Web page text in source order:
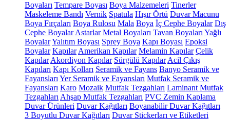
Boyaları Tempare Boyası Boya Malzemeleri Tinerler
Maskeleme Bandı Vernik Spatula Hışır Örtü Duvar Macunu
Boya Fırçaları Boya Rulosu Mala Boya İç Cephe Boyalar Dış
Cephe Boyalar Astarlar Metal Boyaları Tavan Boyaları Yağlı
BoyalarYalıtım Boyası Sprey Boya Kapı Boyası Epoksi
Boyalar Kapılar Amerikan Kapılar Melamin Kapılar Çelik
Kapılar Akordiyon Kapılar Sürgülü Kapılar Acil Çıkış
Kapıları Kapı Kolları Seramik ve Fayans Banyo Seramik ve
Fayansları Yer Seramik ve Fayansları Mutfak Seramik ve
Fayansları Karo Mozaik Mutfak Tezgahları Laminant Mutfak
Tezgahları Ahşap Mutfak Tezgahları PVC Zemin Kaplama
Duvar Ürünleri Duvar Kağıtları Boyanabilir Duvar Kağıtları
3 Boyutlu Duvar Kağıtları Duvar Stickerları ve Etiketleri